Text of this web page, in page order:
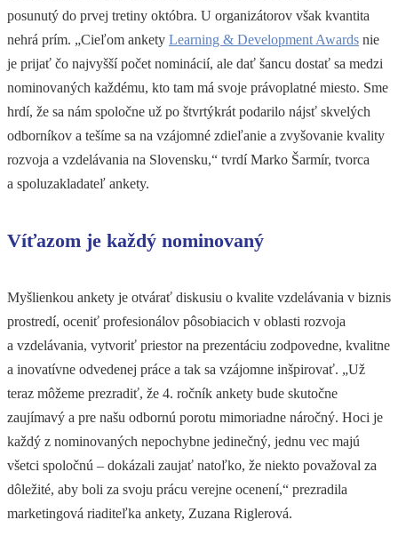
posunutý do prvej tretiny októbra. U organizátorov však kvantita
nehrá prím. „Cieľom ankety Learning & Development Awards nie
je prijať čo najvyšší počet nominácií, ale dať šancu dostať sa medzi
nominovaných každému, kto tam má svoje právoplatné miesto. Sme
hrdí, že sa nám spoločne už po štvrtýkrát podarilo nájsť skvelých
odborníkov a tešíme sa na vzájomné zdieľanie a zvyšovanie kvality
rozvoja a vzdelávania na Slovensku,“ tvrdí Marko Šarmír, tvorca
a spoluzakladateľ ankety.
Víťazom je každý nominovaný
Myšlienkou ankety je otvárať diskusiu o kvalite vzdelávania v biznis
prostredí, oceniť profesionálov pôsobiacich v oblasti rozvoja
a vzdelávania, vytvoriť priestor na prezentáciu zodpovedne, kvalitne
a inovatívne odvedenej práce a tak sa vzájomne inšpirovať. „Už
teraz môžeme prezradiť, že 4. ročník ankety bude skutočne
zaujímavý a pre našu odbornú porotu mimoriadne náročný. Hoci je
každý z nominovaných nepochybne jedinečný, jednu vec majú
všetci spoločnú – dokázali zaujať natoľko, že niekto považoval za
dôležité, aby boli za svoju prácu verejne ocenení,“ prezradila
marketingová riaditeľka ankety, Zuzana Riglerová.